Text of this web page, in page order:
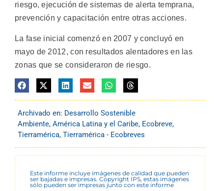
riesgo, ejecución de sistemas de alerta temprana,
prevención y capacitación entre otras acciones.
La fase inicial comenzó en 2007 y concluyó en
mayo de 2012, con resultados alentadores en las
zonas que se consideraron de riesgo.
Archivado en: Desarrollo Sostenible
Ambiente, América Latina y el Caribe, Ecobreve,
Tierramérica, Tierramérica - Ecobreves
Este informe incluye imágenes de calidad que pueden
ser bajadas e impresas. Copyright IPS, estas imágenes
sólo pueden ser impresas junto con este informe